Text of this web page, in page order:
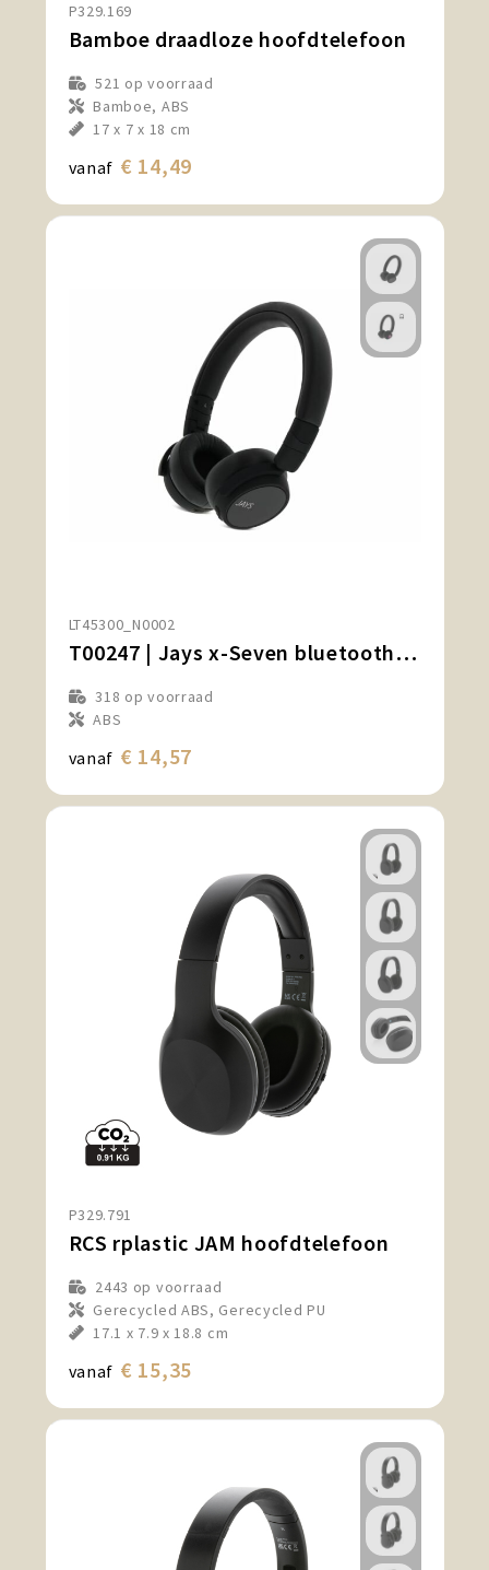
P329.169
Bamboe draadloze hoofdtelefoon
521 op voorraad
Bamboe, ABS
17 x 7 x 18 cm
vanaf € 14,49
LT45300_N0002
T00247 | Jays x-Seven bluetooth hoofdtelefoon
318 op voorraad
ABS
vanaf € 14,57
P329.791
RCS rplastic JAM hoofdtelefoon
2443 op voorraad
Gerecycled ABS, Gerecycled PU
17.1 x 7.9 x 18.8 cm
vanaf € 15,35